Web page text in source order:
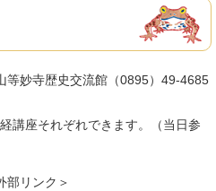
等妙寺歴史交流館（0895）49-4685
講座それぞれできます。（当日参
部リンク＞